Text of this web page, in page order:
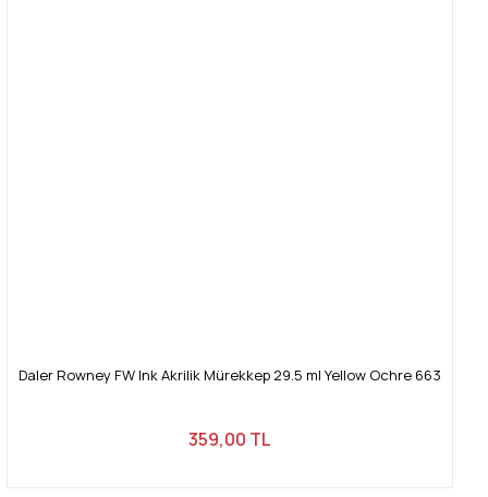
Daler Rowney FW Ink Akrilik Mürekkep 29.5 ml Yellow Ochre 663
359,00 TL